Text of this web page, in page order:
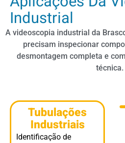
Industrial
A videoscopia industrial da
precisam inspecionar
desmontagem completa e
técnica.
Tubulações
Industriais
Identificação de